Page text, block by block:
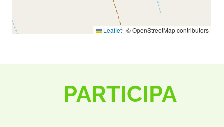
Leaflet | © OpenStreetMap contributors
PARTICIPA